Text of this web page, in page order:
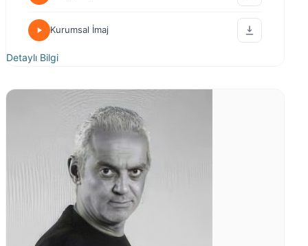
Kurumsal İmaj
Detaylı Bilgi